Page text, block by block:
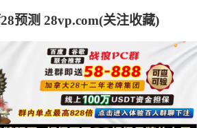
预测 28vp.com(关注收藏)